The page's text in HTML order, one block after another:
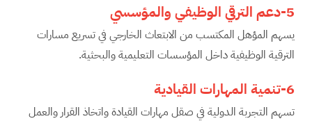
5-دعم الترقي الوظيفي والمؤسسي
يسهم المؤهل المكتسب من الابتعاث الخارجي في تسريع مسارات
الترقية الوظيفية داخل المؤسسات التعليمية والبحثية.
6-تنمية المهارات القيادية
تسهم التجربة الدولية في صقل مهارات القيادة واتخاذ القرار والعمل